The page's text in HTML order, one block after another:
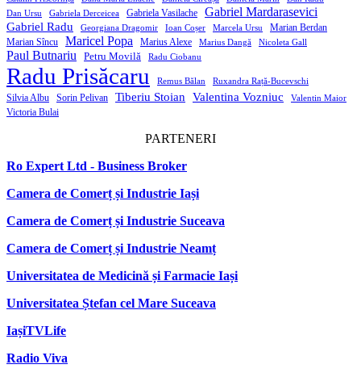
Dan Ursu
Gabriela Derceicea Gabriela Vasilache Gabriel Mardarasevici
Gabriel Radu Georgiana Dragomir Ioan Coșer Marcela Ursu
Marian Berdan
Marian Sîncu
Maricel Popa Marius Alexe Marius Dangă Nicoleta Gall
Paul Butnariu Petru Movilă Radu Ciobanu
Radu Prisăcaru Remus Bălan Ruxandra Rață-Bucevschi
Silvia Albu Sorin Pelivan Tiberiu Stoian Valentina Vozniuc Valentin Maior
Victoria Bulai
PARTENERI
Ro Expert Ltd - Business Broker
Camera de Comerț și Industrie Iași
Camera de Comerț și Industrie Suceava
Camera de Comerț și Industrie Neamț
Universitatea de Medicină și Farmacie Iași
Universitatea Ștefan cel Mare Suceava
IașiTVLife
Radio Viva